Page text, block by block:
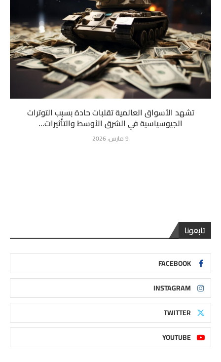
تشهد الأسواق العالمية تقلبات حادة بسبب التوترات
الجيوسياسية في الشرق الأوسط والتأثيرات...
9 مارس، 2026
تابعونا
FACEBOOK
INSTAGRAM
TWITTER
YOUTUBE